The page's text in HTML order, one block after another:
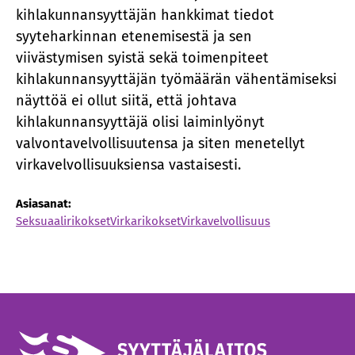
kihlakunnansyyttäjän hankkimat tiedot
syyteharkinnan etenemisestä ja sen
viivästymisen syistä sekä toimenpiteet
kihlakunnansyyttäjän työmäärän vähentämiseksi
näyttöä ei ollut siitä, että johtava
kihlakunnansyyttäjä olisi laiminlyönyt
valvontavelvollisuutensa ja siten menetellyt
virkavelvollisuuksiensa vastaisesti.
Asiasanat:
SeksuaalirikoksetVirkarikoksetVirkavelvollisuus